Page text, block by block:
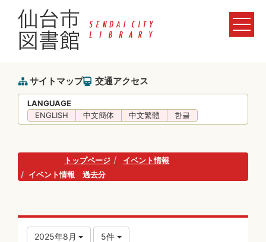
サイトマップ 交通アクセス
LANGUAGE
ENGLISH
中文簡体 中文繁體 한글
トップページ
イベント情報
イベント情報 過去分
2025年8月 5件